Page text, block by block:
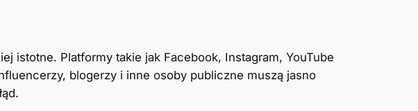
istotne. Platformy takie jak Facebook, Instagram, YouTube
blogerzy i inne osoby publiczne muszą jasno